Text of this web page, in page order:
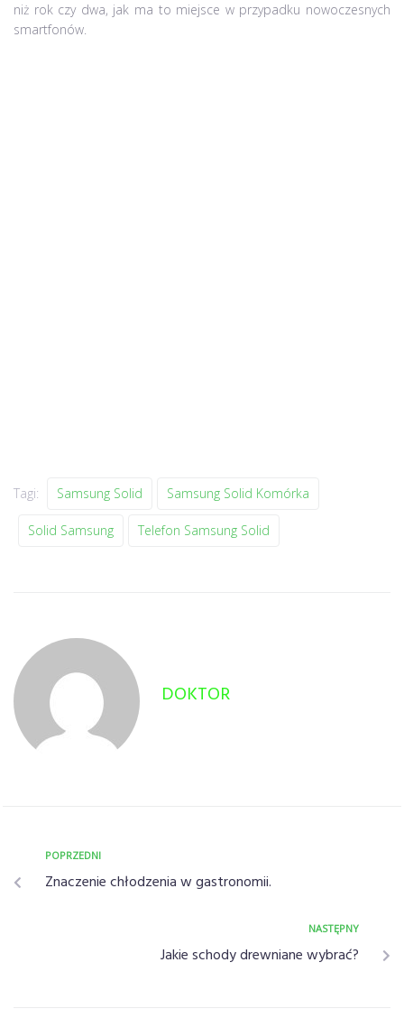
niż rok czy dwa, jak ma to miejsce w przypadku nowoczesnych
smartfonów.
Tagi: Samsung Solid Samsung Solid Komórka
Solid Samsung Telefon Samsung Solid
DOKTOR
POPRZEDNI
Znaczenie chłodzenia w gastronomii.
NASTĘPNY
Jakie schody drewniane wybrać?